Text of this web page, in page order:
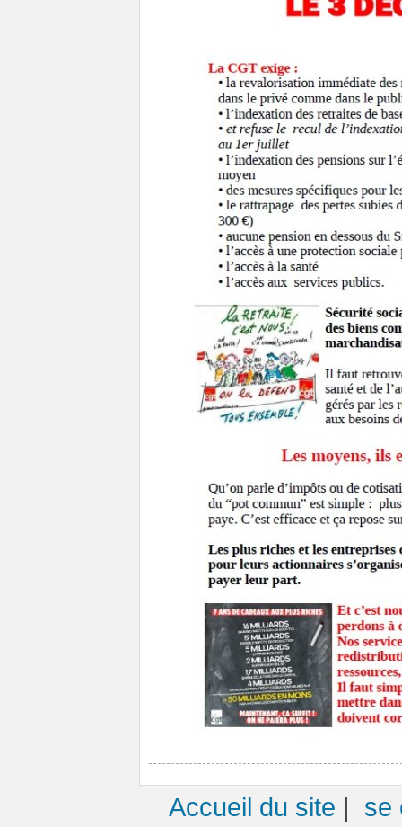
Accueil du site | se